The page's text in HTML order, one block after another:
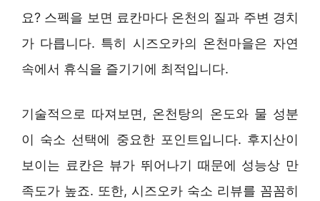
요? 스펙을 보면 료칸마다 온천의 질과 주변 경치
가 다릅니다. 특히 시즈오카의 온천마을은 자연
속에서 휴식을 즐기기에 최적입니다.
기술적으로 따져보면, 온천탕의 온도와 물 성분
이 숙소 선택에 중요한 포인트입니다. 후지산이
보이는 료칸은 뷰가 뛰어나기 때문에 성능상 만
족도가 높죠. 또한, 시즈오카 숙소 리뷰를 꼼꼼히